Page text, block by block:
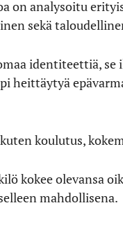
on analysoitu
sekä
identiteettiä, se
heittäytyä
koulutus,
kokee olevansa
mahdollisena.